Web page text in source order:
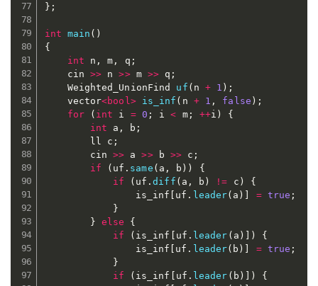
} ;
int main ( )
{
int n , m , q ;
	cin
>> n >> m >> q ;
	Weighted_UnionFind
uf ( n + 1 ) ;
	vector
<bool> is_inf ( n + 1 , false ) ;
for
( int i = 0 ; i < m; ++i )
{
int a , b ;
		ll c
;
		cin
>> a >> b >> c ;
if
( uf . same ( a , b ) )
{
if
( uf .diff ( a , b ) != c )
{
				is_inf
uf . leader( a ) = true ;
}
} else
{
if
( is_inf uf . leader ( a ) )
{
				is_inf
uf . leader( b ) = true ;
}
if
( is_inf uf . leader ( b ) )
{